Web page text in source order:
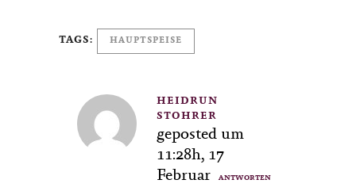
TAGS: HAUPTSPEISE
HEIDRUN
STOHRER
geposted um
11:28h, 17
Februar
ANTWORTEN